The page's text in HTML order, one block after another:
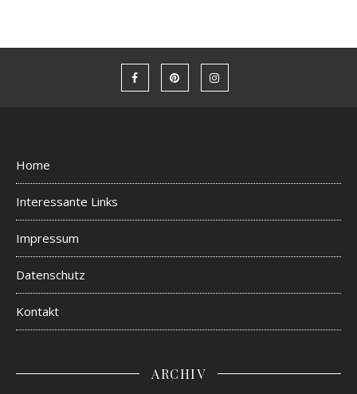
Home
Interessante Links
Impressum
Datenschutz
Kontakt
ARCHIV